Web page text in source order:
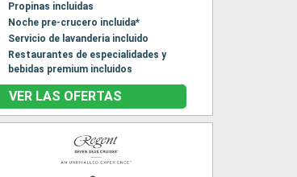
Propinas incluidas
Noche pre-crucero incluida*
Servicio de lavanderia incluido
Restaurantes de especialidades y
bebidas premium incluidos
VER LAS OFERTAS